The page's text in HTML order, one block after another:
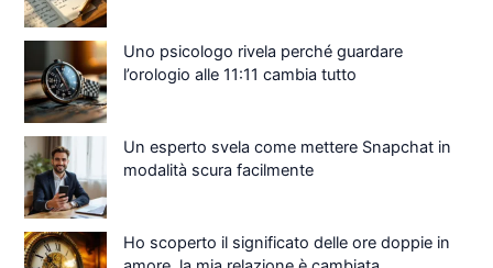
Uno psicologo rivela perché guardare
l’orologio alle 11:11 cambia tutto
Un esperto svela come mettere Snapchat in
modalità scura facilmente
Ho scoperto il significato delle ore doppie in